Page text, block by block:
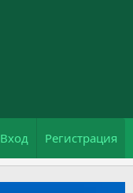
Вход Регистрация